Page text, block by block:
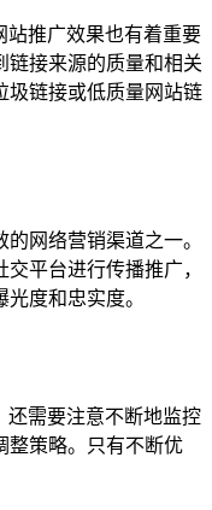
站推广效果也有着重要
链接来源的质量和相关
圾链接或低质量网站链
网络营销渠道之一。
平台进行传播推广，
度和忠实度。
还需要注意不断地监控
整策略。只有不断优